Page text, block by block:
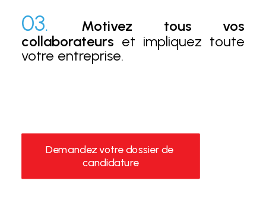
03.
Motivez tous vos
collaborateurs et impliquez toute
votre entreprise.
Demandez votre dossier de
candidature